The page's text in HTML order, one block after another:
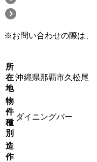
※お問い合わせの際は、
所
在
地
沖縄県那覇市久松尾
物
件
種
別
ダイニングバー
造
作